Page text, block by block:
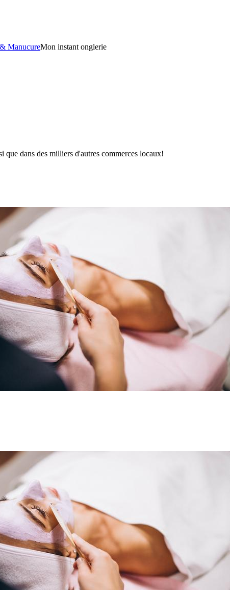
ManucureMon instant onglerie
dans des milliers d'autres commerces locaux!